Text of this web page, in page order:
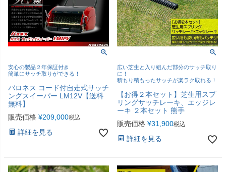
安心の製品２年保証付き
簡単にサッチ取りができる！
バロネス コード付自走式サッチ
ングスイーパー LM12V【送料
無料】
販売価格 ¥209,000税込
詳細を見る
広い芝生と入り組んだ部分のサッチ取り
に！
積もり積もったサッチが楽ラク取れる！
【お得２本セット】芝生用スプ
リングサッチレーキ、エッジレ
ーキ ２本セット 熊手
販売価格 ¥31,900税込
詳細を見る